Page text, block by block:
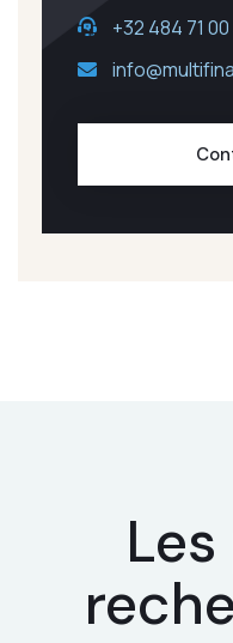
+32 484 71